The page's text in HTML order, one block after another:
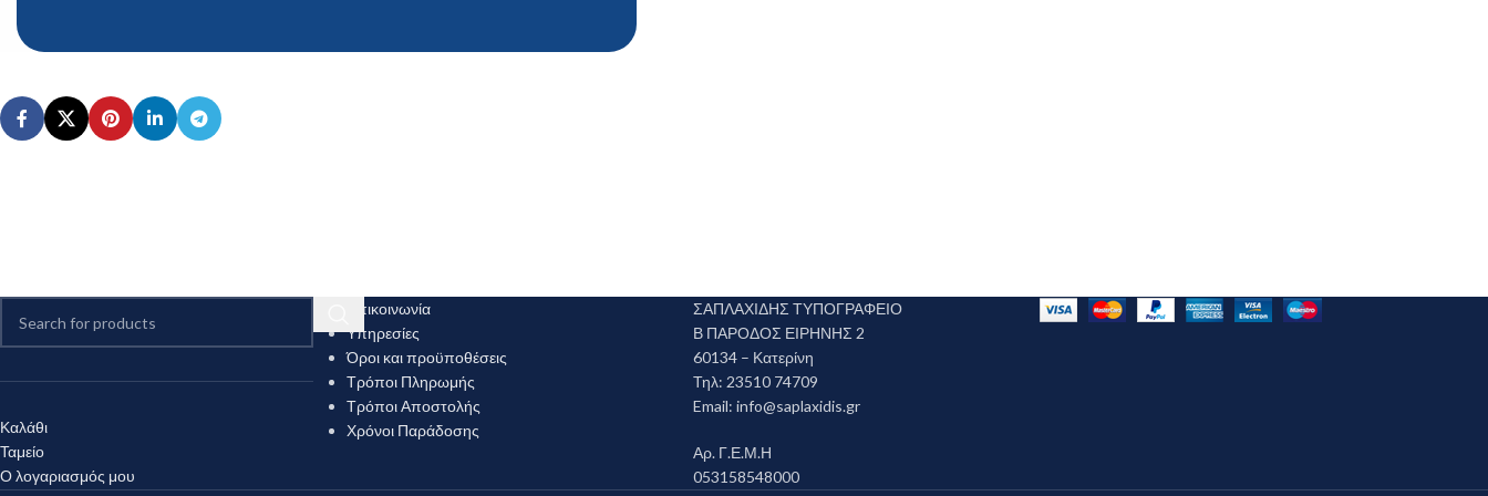
Καλάθι
Ταμείο
Ο λογαριασμός μου
Επικοινωνία
Υπηρεσίες
Όροι και προϋποθέσεις
Τρόποι Πληρωμής
Τρόποι Αποστολής
Χρόνοι Παράδοσης
ΣΑΠΛΑΧΙΔΗΣ ΤΥΠΟΓΡΑΦΕΙΟ
Β ΠΑΡΟΔΟΣ ΕΙΡΗΝΗΣ 2
60134 – Κατερίνη
Τηλ: 23510 74709
Email: info@saplaxidis.gr
Αρ. Γ.Ε.Μ.Η
053158548000